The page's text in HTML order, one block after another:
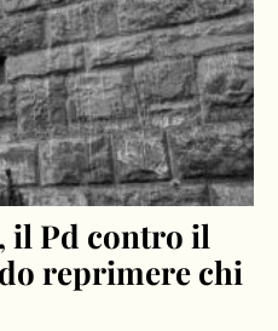
il Pd contro il
reprimere chi